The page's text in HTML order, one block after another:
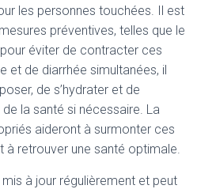
les personnes touchées. Il est
préventives, telles que le
éviter de contracter ces
et de diarrhée simultanées, il
de s’hydrater et de
la santé si nécessaire. La
aideront à surmonter ces
retrouver une santé optimale.
à jour régulièrement et peut